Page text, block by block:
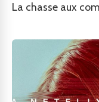
La chasse aux